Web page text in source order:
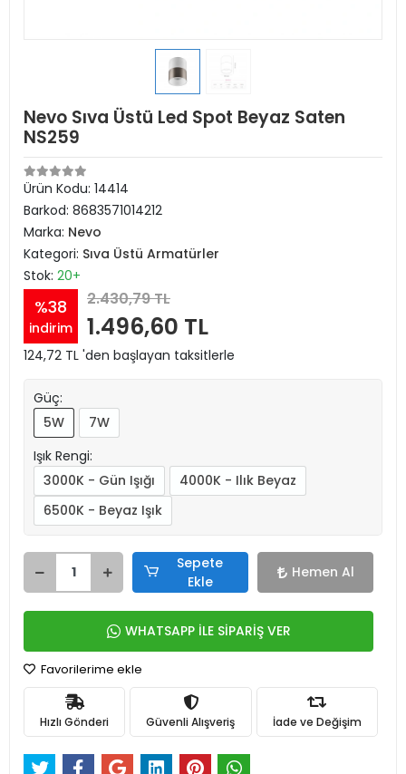
Nevo Sıva Üstü Led Spot Beyaz Saten
NS259
Ürün Kodu: 14414
Barkod: 8683571014212
Marka: Nevo
Kategori: Sıva Üstü Armatürler
Stok: 20+
%38
indirim
2.430,79 TL
1.496,60 TL
124,72 TL 'den başlayan taksitlerle
Güç:
5W
7W
Işık Rengi:
3000K - Gün Işığı
4000K - Ilık Beyaz
6500K - Beyaz Işık
Sepete
Ekle
Hemen Al
WHATSAPP İLE SİPARİŞ VER
Favorilerime ekle
Hızlı Gönderi Güvenli Alışveriş İade ve Değişim